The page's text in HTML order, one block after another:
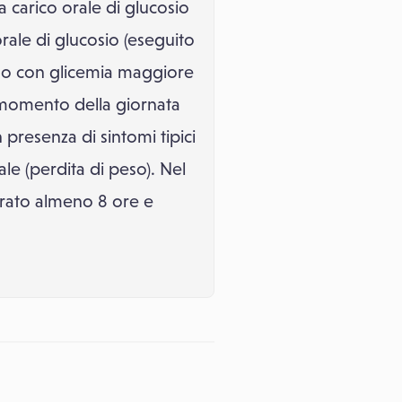
carico orale di glucosio
di glucosio (eseguito
con glicemia maggiore
della giornata
di sintomi tipici
(perdita di peso). Nel
almeno 8 ore e